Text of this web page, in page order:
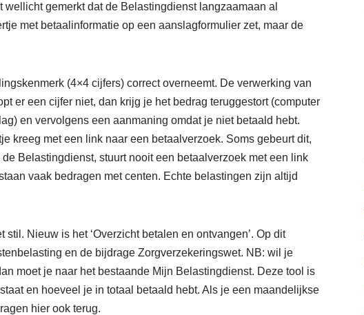
gemerkt dat de Belastingdienst langzaamaan al
met betaalinformatie op een aanslagformulier zet, maar de
(4×4 cijfers) correct overneemt. De verwerking van
er een cijfer niet, dan krijg je het bedrag teruggestort (computer
en vervolgens een aanmaning omdat je niet betaald hebt.
kreeg met een link naar een betaalverzoek. Soms gebeurt dit,
Belastingdienst, stuurt nooit een betaalverzoek met een link
vaak bedragen met centen. Echte belastingen zijn altijd
Nieuw is het ‘Overzicht betalen en ontvangen’. Op dit
en de bijdrage Zorgverzekeringswet. NB: wil je
moet je naar het bestaande Mijn Belastingdienst. Deze tool is
en hoeveel je in totaal betaald hebt. Als je een maandelijkse
hier ook terug.